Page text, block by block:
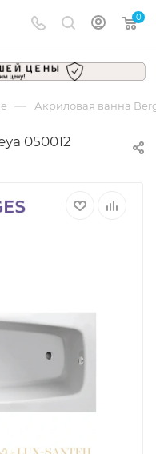
0
— Акриловая ванна
050012